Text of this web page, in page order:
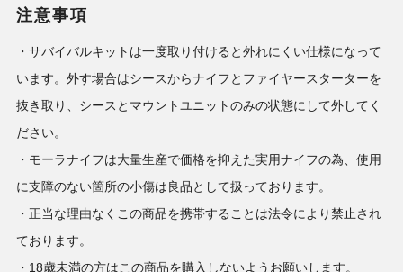
注意事項
・サバイバルキットは一度取り付けると外れにくい仕様になって
います。外す場合はシースからナイフとファイヤースターターを
抜き取り、シースとマウントユニットのみの状態にして外してく
ださい。
・モーラナイフは大量生産で価格を抑えた実用ナイフの為、使用
に支障のない箇所の小傷は良品として扱っております。
・正当な理由なくこの商品を携帯することは法令により禁止され
ております。
・18歳未満の方はこの商品を購入しないようお願いします。